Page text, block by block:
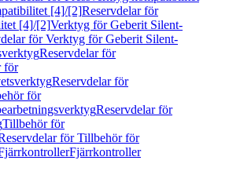
[4]/[2]Reservdelar för
[4]/[2]Verktyg för Geberit Silent-
för Verktyg för Geberit Silent-
Reservdelar för
för
Reservdelar för
för
Reservdelar för
Tillbehör för
för Tillbehör för
Fjärrkontroller